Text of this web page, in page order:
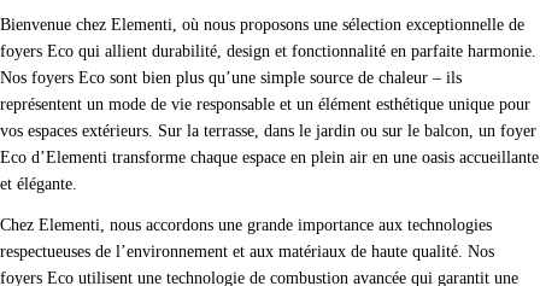
Bienvenue chez Elementi, où nous proposons une sélection exceptionnelle de
foyers Eco qui allient durabilité, design et fonctionnalité en parfaite harmonie.
Nos foyers Eco sont bien plus qu’une simple source de chaleur – ils
représentent un mode de vie responsable et un élément esthétique unique pour
vos espaces extérieurs. Sur la terrasse, dans le jardin ou sur le balcon, un foyer
Eco d’Elementi transforme chaque espace en plein air en une oasis accueillante
et élégante.
Chez Elementi, nous accordons une grande importance aux technologies
respectueuses de l’environnement et aux matériaux de haute qualité. Nos
foyers Eco utilisent une technologie de combustion avancée qui garantit une